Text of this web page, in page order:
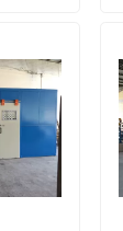
fábrica